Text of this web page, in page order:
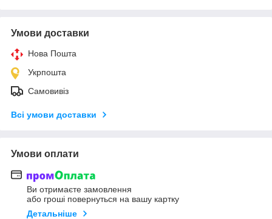
Умови доставки
Нова Пошта
Укрпошта
Самовивіз
Всі умови доставки
Умови оплати
Ви отримаєте замовлення
або гроші повернуться на вашу картку
Детальніше